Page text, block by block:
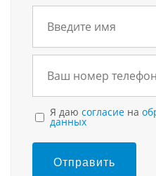
Я даю согласие на
данных
Отправить